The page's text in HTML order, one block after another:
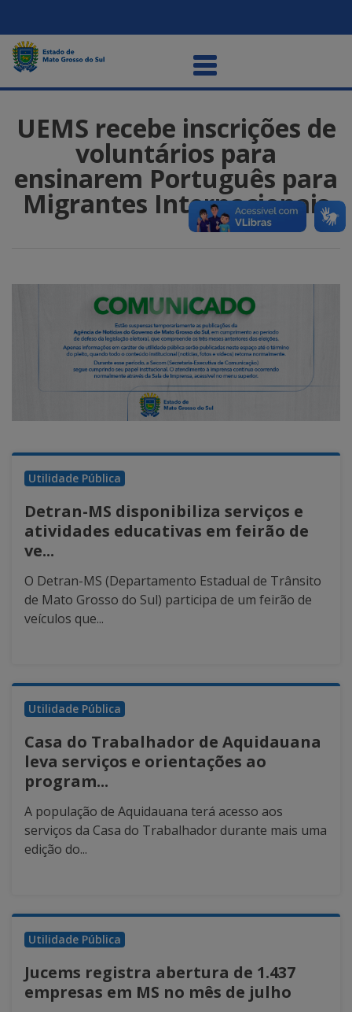
UEMS recebe inscrições de
voluntários para
ensinarem Português para
Migrantes Internacionais
Utilidade Pública
Detran-MS disponibiliza serviços e
atividades educativas em feirão de
ve...
O Detran-MS (Departamento Estadual de Trânsito
de Mato Grosso do Sul) participa de um feirão de
veículos que...
Utilidade Pública
Casa do Trabalhador de Aquidauana
leva serviços e orientações ao
program...
A população de Aquidauana terá acesso aos
serviços da Casa do Trabalhador durante mais uma
edição do...
Utilidade Pública
Jucems registra abertura de 1.437
empresas em MS no mês de julho